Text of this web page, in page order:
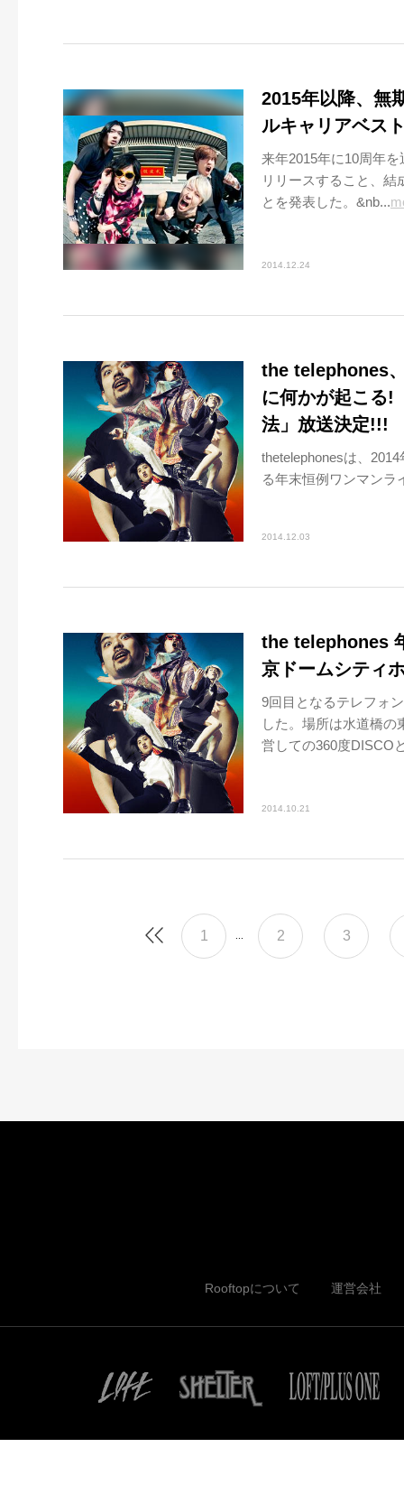
2015年以降、無
ルキャリアベス
来年2015年に10周年
リリースすること、結
とを発表した。&nb...
2014.12.24
the telephones
に何かが起こる!
法」放送決定!!!
thetelephonesは、
る年末恒例ワンマンラ
2014.12.03
the telephones
京ドームシティ
9回目となるテレフォ
した。場所は水道橋
営しての360度DISCO
2014.10.21
1 2 3
Rooftopについて 運営会社